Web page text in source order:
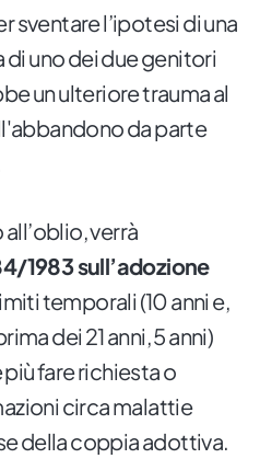
sventare l’ipotesi di una
uno dei due genitori
un ulteriore trauma al
da parte
verrà
1983 sull’adozione
temporali (10 anni e,
dei 21 anni, 5 anni)
più fare richiesta o
circa malattie
della coppia adottiva.